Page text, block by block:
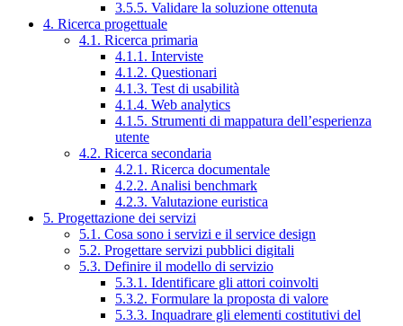
3.5.5. Validare la soluzione ottenuta
4. Ricerca progettuale
4.1. Ricerca primaria
4.1.1. Interviste
4.1.2. Questionari
4.1.3. Test di usabilità
4.1.4. Web analytics
4.1.5. Strumenti di mappatura dell’esperienza
utente
4.2. Ricerca secondaria
4.2.1. Ricerca documentale
4.2.2. Analisi benchmark
4.2.3. Valutazione euristica
5. Progettazione dei servizi
5.1. Cosa sono i servizi e il service design
5.2. Progettare servizi pubblici digitali
5.3. Definire il modello di servizio
5.3.1. Identificare gli attori coinvolti
5.3.2. Formulare la proposta di valore
5.3.3. Inquadrare gli elementi costitutivi del